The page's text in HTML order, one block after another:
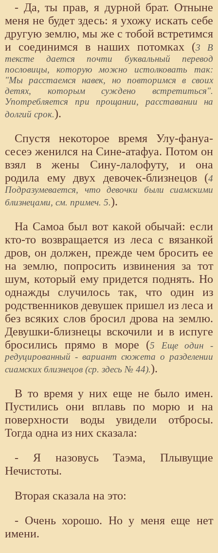
- Да, ты прав, я дурной брат. Отныне
меня не будет здесь: я ухожу искать себе
другую землю, мы же с тобой встретимся
и соединимся в наших потомках (3 В
тексте дается почти буквальный перевод
пословицы, которую можно истолковать так:
"Мы расстаемся навек, но повторимся в своих
детях, которым суждено встретиться".
Употребляется при прощании, расставании на
долгий срок.).
Спустя некоторое время Улу-фануа-
сесеэ женился на Сине-атафуа. Потом он
взял в жены Сину-лалофуту, и она
родила ему двух девочек-близнецов (4
Подразумевается, что девочки были сиамскими
близнецами, см. примеч. 5.).
На Самоа был вот какой обычай: если
кто-то возвращается из леса с вязанкой
дров, он должен, прежде чем бросить ее
на землю, попросить извинения за тот
шум, который ему придется поднять. Но
однажды случилось так, что один из
родственников девушек пришел из леса и
без всяких слов бросил дрова на землю.
Девушки-близнецы вскочили и в испуге
бросились прямо в море (5 Еще один -
редуцированный - вариант сюжета о разделении
сиамских близнецов (ср. здесь № 44).).
В то время у них еще не было имен.
Пустились они вплавь по морю и на
поверхности воды увидели отбросы.
Тогда одна из них сказала:
- Я назовусь Таэма, Плывущие
Нечистоты.
Вторая сказала на это:
- Очень хорошо. Но у меня еще нет
имени.